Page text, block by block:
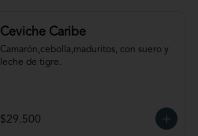
Ceviche Caribe
Camarón,cebolla,maduritos, con suero y
leche de tigre.
$29.500